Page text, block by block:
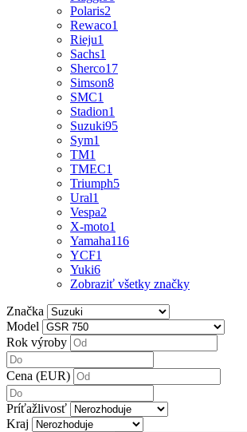
Polaris2
Rewaco1
Rieju1
Sachs1
Sherco17
Simson8
SMC1
Stadion1
Suzuki95
Sym1
TM1
TMEC1
Triumph5
Ural1
Vespa2
X-moto1
Yamaha116
YCF1
Yuki6
Zobraziť všetky značky
Značka
Model
Rok výroby
Cena (EUR)
Príťažlivosť
Kraj